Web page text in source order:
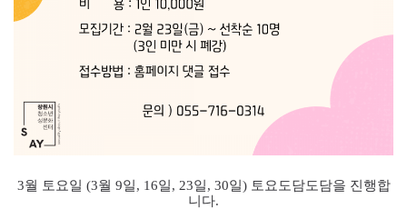
3월 토요일 (3월 9일, 16일, 23일, 30일) 토요도담도담을 진행합
니다.